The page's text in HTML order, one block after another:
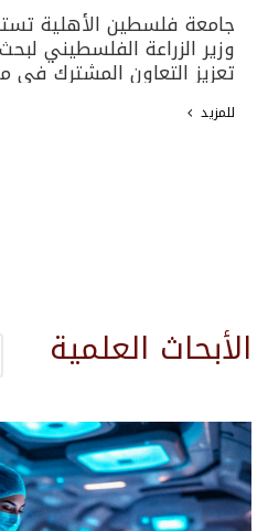
جامعة فلسطين الأهلية
وزير الزراعة الفلسطيني
تعزيز التعاون المشترك في
المجتمع الفلسطيني
للمزيد
الأبحاث العلمية